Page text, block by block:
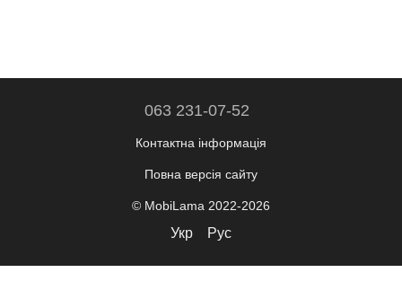
063 231-07-52
Контактна інформація
Повна версія сайту
© MobiLama 2022-2026
Укр Рус